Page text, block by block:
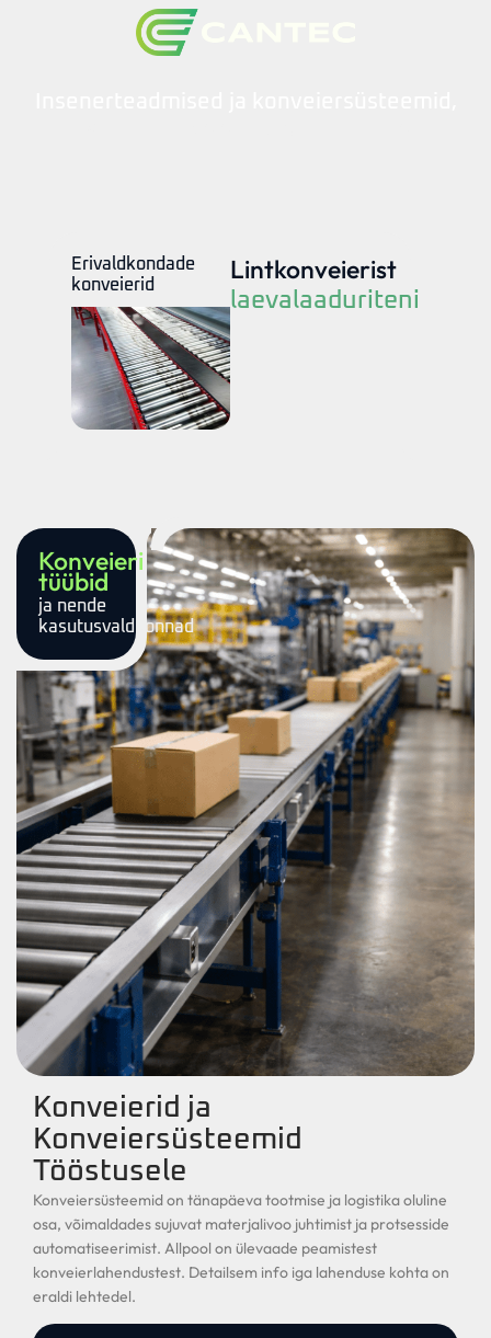
Erivaldkondade
konveierid
Lintkonveierist
laevalaaduriteni
Konveieri
tüübid
ja nende
kasutusvaldkonnad
Konveierid ja
Konveiersüsteemid
Tööstusele
Konveiersüsteemid on tänapäeva tootmise ja logistika oluline
osa, võimaldades sujuvat materjalivoo juhtimist ja protsesside
automatiseerimist. Allpool on ülevaade peamistest
konveierlahendustest. Detailsem info iga lahenduse kohta on
eraldi lehtedel.